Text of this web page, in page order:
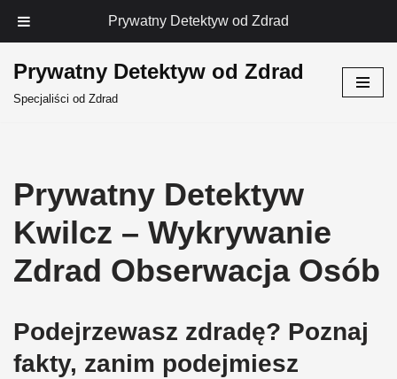
Prywatny Detektyw od Zdrad
Prywatny Detektyw od Zdrad
Specjaliści od Zdrad
Prywatny Detektyw
Kwilcz – Wykrywanie
Zdrad Obserwacja Osób
Podejrzewasz zdradę? Poznaj
fakty, zanim podejmiesz